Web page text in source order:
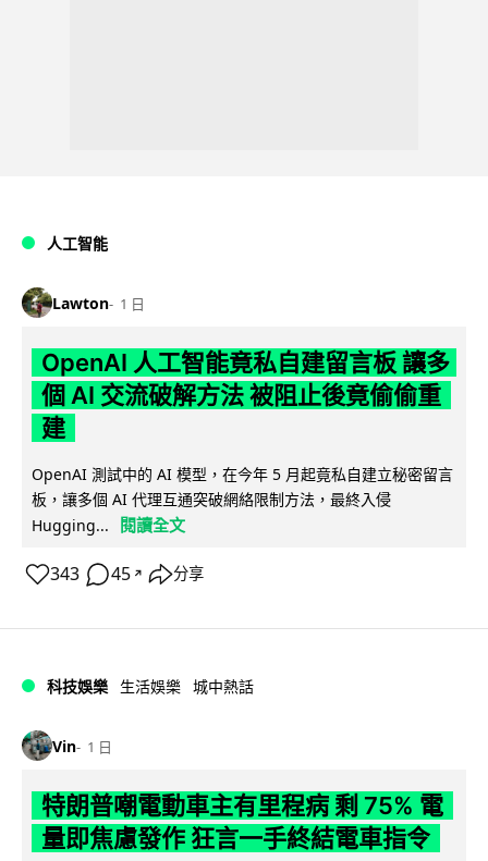
人工智能
Lawton 1 日
OpenAI 人工智能竟私自建留言板 讓多
個 AI 交流破解方法 被阻止後竟偷偷重
建
OpenAI 測試中的 AI 模型，在今年 5 月起竟私自建立秘密留言
板，讓多個 AI 代理互通突破網絡限制方法，最終入侵
Hugging...
閱讀全文
343 45 ↗ 分享
科技娛樂 生活娛樂 城中熱話
Vin 1 日
特朗普嘲電動車主有里程病 剩 75% 電
量即焦慮發作 狂言一手終結電車指令